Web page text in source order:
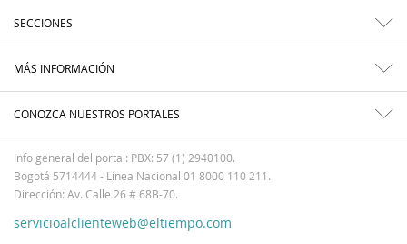
SECCIONES
MÁS INFORMACIÓN
CONOZCA NUESTROS PORTALES
Info general del portal: PBX: 57 (1) 2940100.
Bogotá 5714444 - Línea Nacional 01 8000 110 211.
Dirección: Av. Calle 26 # 68B-70.
servicioalclienteweb@eltiempo.com